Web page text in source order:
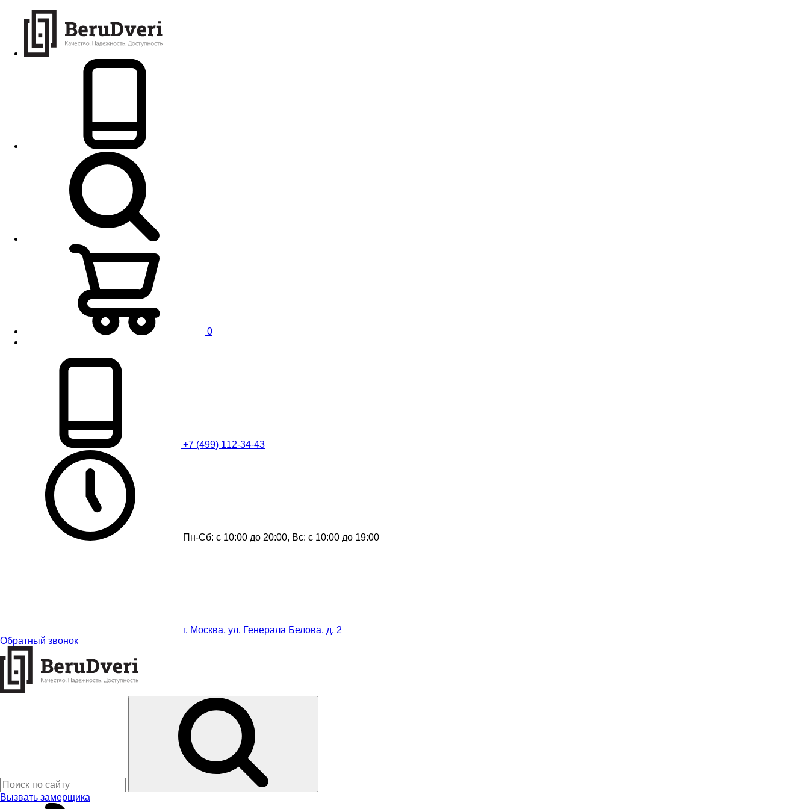
0
+7 (499) 112-34-43
Пн-Сб: с 10:00 до 20:00, Вс: с 10:00 до 19:00
г. Москва, ул. Генерала Белова, д. 2
Обратный звонок
Вызвать замерщика